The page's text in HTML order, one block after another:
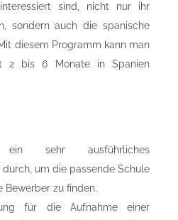
sind, nicht nur ihr
sondern auch die spanische
diesem Programm kann man
2 bis 6 Monate in Spanien
sehr ausführliches
um die passende Schule
Bewerber zu finden.
für die Aufnahme einer